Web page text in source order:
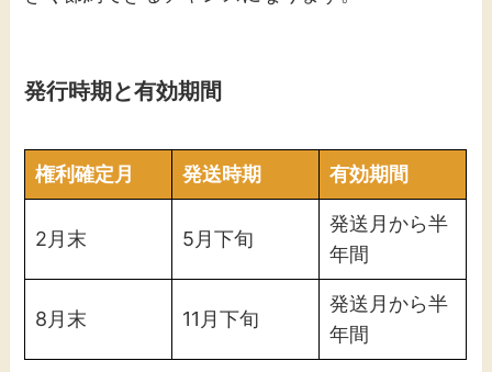
発行時期と有効期間
権利確定月 発送時期 有効期間
2月末 5月下旬
発送月から半
年間
8月末 11月下旬
発送月から半
年間